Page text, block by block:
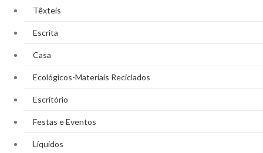
Têxteis
Escrita
Casa
Ecológicos-Materiais Reciclados
Escritório
Festas e Eventos
Líquidos